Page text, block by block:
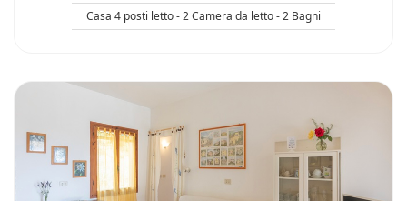
Casa 4 posti letto - 2 Camera da letto - 2 Bagni